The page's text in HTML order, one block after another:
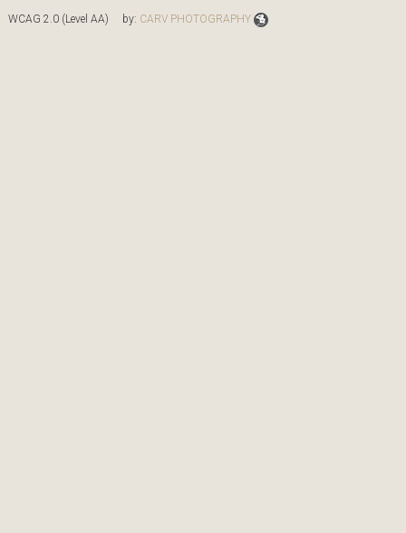
WCAG 2.0 (Level AA) by: CARV PHOTOGRAPHY